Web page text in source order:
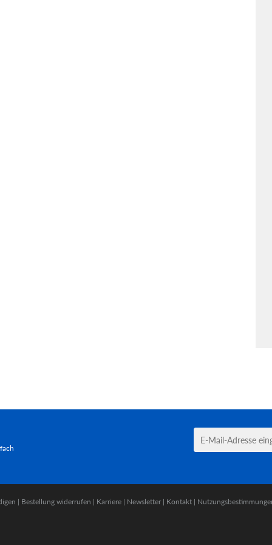
| Bestellung widerrufen | Karriere | Newsletter | Kontakt |